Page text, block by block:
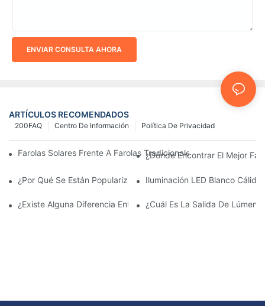
ENVIAR CONSULTA AHORA
ARTÍCULOS RECOMENDADOS
Política De Privacidad
Centro De Información
200FAQ
Farolas Solares Frente A Farolas Tradicionales: Coste, Retorno
¿Dónde Encontrar El Mejor
¿Por Qué Se Están Popularizando Las Farolas Solares?
Iluminación LED Blanco Cálido
¿Existe Alguna Diferencia Entre Las Luces Del Área De
¿Cuál Es La Salida De